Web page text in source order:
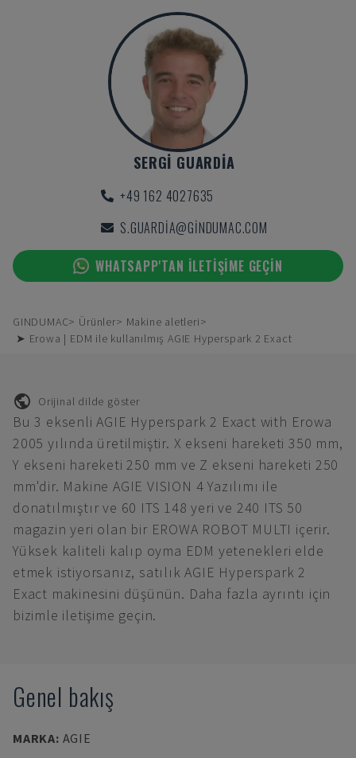
SERGI GUARDIA
+49 162 4027635
S.GUARDIA@GINDUMAC.COM
WHATSAPP'TAN ILETIŞIME GEÇIN
GINDUMAC Ürünler
Makine aletleri
➤ Erowa | EDM ile kullanılmış AGIE Hyperspark 2 Exact
Orijinal dilde göster
Bu 3 eksenli AGIE Hyperspark 2 Exact with Erowa
2005 yılında üretilmiştir. X ekseni hareketi 350 mm,
Y ekseni hareketi 250 mm ve Z ekseni hareketi 250
mm'dir. Makine AGIE VISION 4 Yazılımı ile
donatılmıştır ve 60 ITS 148 yeri ve 240 ITS 50
magazin yeri olan bir EROWA ROBOT MULTI içerir.
Yüksek kaliteli kalıp oyma EDM yetenekleri elde
etmek istiyorsanız, satılık AGIE Hyperspark 2
Exact makinesini düşünün. Daha fazla ayrıntı için
bizimle iletişime geçin.
Genel bakış
MARKA: AGIE